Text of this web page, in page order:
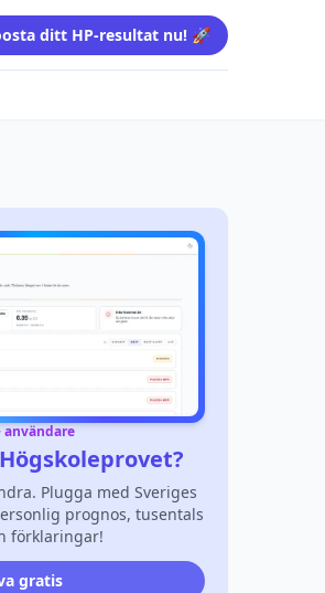
ditt HP-resultat nu! 🚀
användare
Högskoleprovet?
Plugga med Sveriges
prognos, tusentals
förklaringar!
gratis